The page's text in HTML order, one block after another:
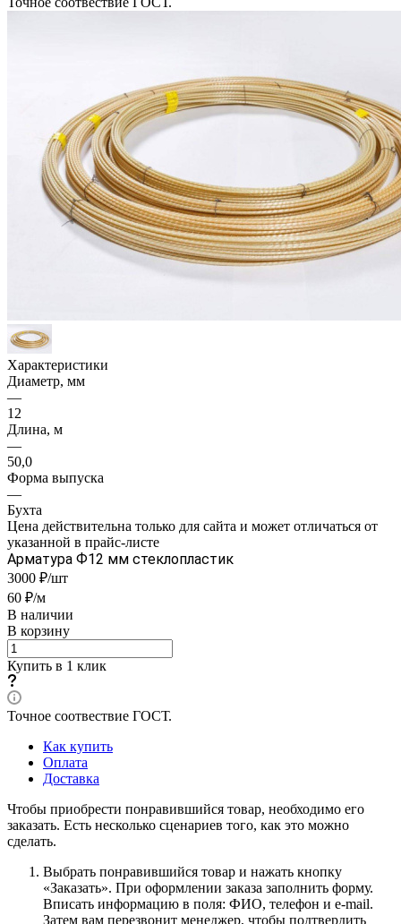
Характеристики
Диаметр, мм
—
12
Длина, м
—
50,0
Форма выпуска
—
Бухта
Цена действительна только для сайта и может отличаться от
указанной в прайс-листе
Арматура Ф12 мм стеклопластик
3000 ₽/шт
60 ₽/м
В наличии
В корзину
Купить в 1 клик
Точное соотвествие ГОСТ.
Как купить
Оплата
Доставка
Чтобы приобрести понравившийся товар, необходимо его
заказать. Есть несколько сценариев того, как это можно
сделать.
Выбрать понравившийся товар и нажать кнопку
«Заказать». При оформлении заказа заполнить форму.
Вписать информацию в поля: ФИО, телефон и e-mail.
Затем вам перезвонит менеджер, чтобы подтвердить